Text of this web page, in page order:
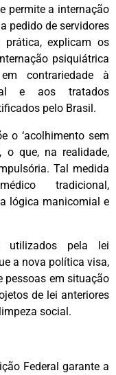
permite a internação
pedido de servidores
explicam os
psiquiátrica
contrariedade à
e aos tratados
pelo Brasil.
o ‘acolhimento sem
o que, na realidade,
Tal medida
tradicional,
lógica manicomial e
utilizados pela lei
a nova política visa,
pessoas em situação
de lei anteriores
social.
Federal garante a